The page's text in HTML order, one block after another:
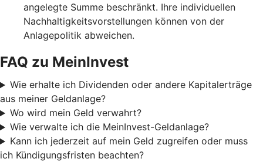
angelegte Summe beschränkt. Ihre individuellen
Nachhaltigkeitsvorstellungen können von der
Anlagepolitik abweichen.
FAQ zu MeinInvest
Wie erhalte ich Dividenden oder andere Kapitalerträge
aus meiner Geldanlage?
Wo wird mein Geld verwahrt?
Wie verwalte ich die MeinInvest-Geldanlage?
Kann ich jederzeit auf mein Geld zugreifen oder muss
ich Kündigungsfristen beachten?